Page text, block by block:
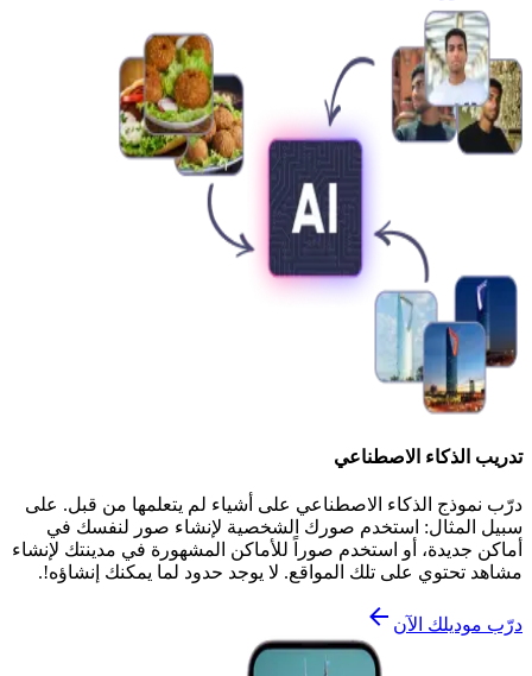
تدريب الذكاء الاصطناعي
درّب نموذج الذكاء الاصطناعي على أشياء لم يتعلمها من قبل. على
سبيل المثال: استخدم صورك الشخصية لإنشاء صور لنفسك في
أماكن جديدة، أو استخدم صوراً للأماكن المشهورة في مدينتك لإنشاء
مشاهد تحتوي على تلك المواقع. لا يوجد حدود لما يمكنك إنشاؤه!.
درّب موديلك الآن